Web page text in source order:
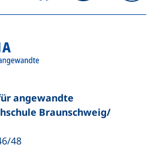
angewandte
Braunschweig/​
48